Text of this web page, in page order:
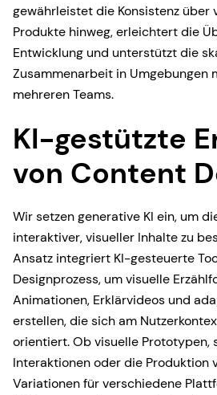
gewährleistet die Konsistenz über
Produkte hinweg, erleichtert die
Entwicklung und unterstützt die
Zusammenarbeit in Umgebungen
mehreren Teams.
KI-gestützte
von Content
Wir setzen generative KI ein, um
interaktiver, visueller Inhalte zu
Ansatz integriert KI-gesteuerte
Designprozess, um visuelle
Animationen, Erklärvideos und
erstellen, die sich am
orientiert. Ob visuelle Prototypen,
Interaktionen oder die Produktion
Variationen für verschiedene